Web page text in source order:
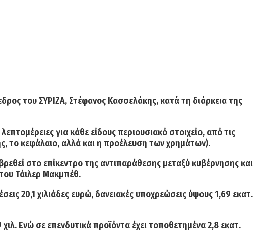
του ΣΥΡΙΖΑ, Στέφανος Κασσελάκης, κατά τη διάρκεια της
για κάθε είδους περιουσιακό στοιχείο, από τις
το κεφάλαιο, αλλά και η προέλευση των χρημάτων).
στο επίκεντρο της αντιπαράθεσης μεταξύ κυβέρνησης και
Τάιλερ Μακμπέθ.
20,1 χιλιάδες ευρώ, δανειακές υποχρεώσεις ύψους 1,69 εκατ.
Ενώ σε επενδυτικά προϊόντα έχει τοποθετημένα 2,8 εκατ.